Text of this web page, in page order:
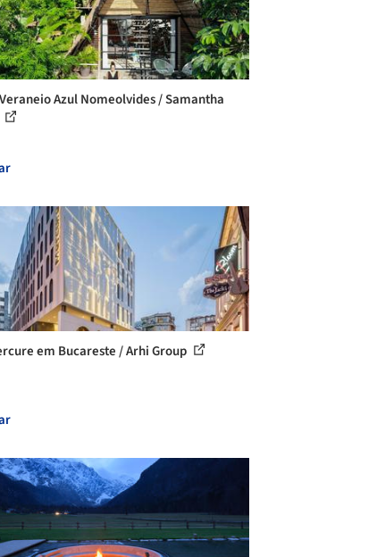
Azul Nomeolvides / Samantha
em Bucareste / Arhi Group